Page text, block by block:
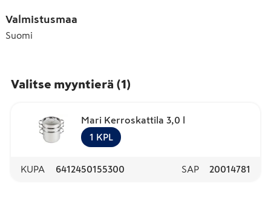
Valmistusmaa
Suomi
Valitse myyntierä (1)
Mari Kerroskattila 3,0 l
1 KPL
KUPA 6412450155300 SAP 20014781